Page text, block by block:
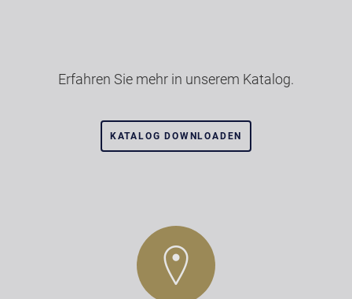
Erfahren Sie mehr in unserem Katalog.
KATALOG DOWNLOADEN